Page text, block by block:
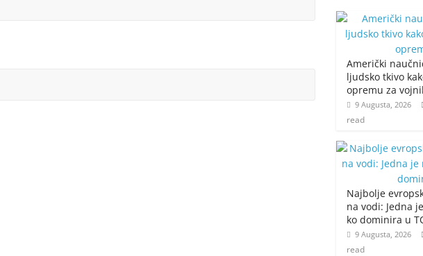
Američki
ljudsko tkivo
opremu za
9 Augusta, 2026
read
Najbolje
na vodi: Jedna
ko dominira u
9 Augusta, 2026
read